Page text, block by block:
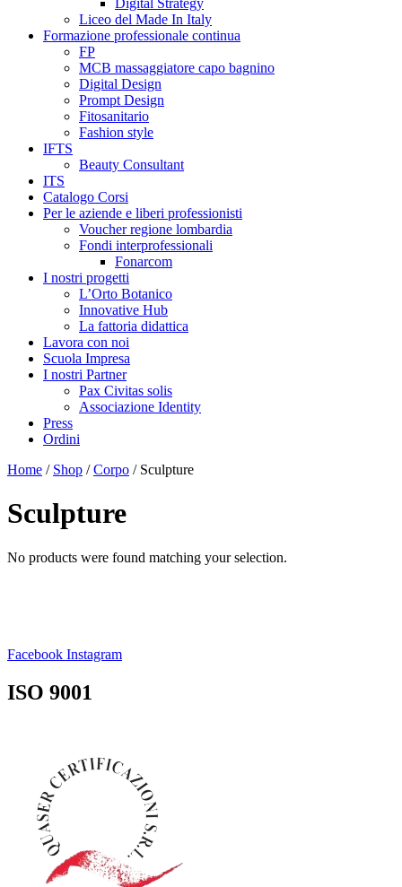
Digital Strategy
Liceo del Made In Italy
Formazione professionale continua
FP
MCB massaggiatore capo bagnino
Digital Design
Prompt Design
Fitosanitario
Fashion style
IFTS
Beauty Consultant
ITS
Catalogo Corsi
Per le aziende e liberi professionisti
Voucher regione lombardia
Fondi interprofessionali
Fonarcom
I nostri progetti
L’Orto Botanico
Innovative Hub
La fattoria didattica
Lavora con noi
Scuola Impresa
I nostri Partner
Pax Civitas solis
Associazione Identity
Press
Ordini
Home / Shop /Corpo / Sculpture
Sculpture
No products were found matching your selection.
Facebook Instagram
ISO 9001